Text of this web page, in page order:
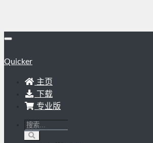
Quicker
主页
下载
专业版